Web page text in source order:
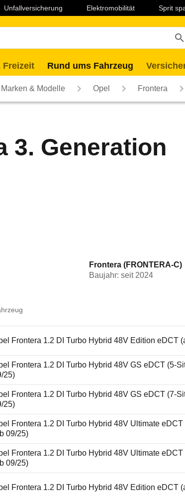
Unfallversicherung Elektromobilität Sprit
Freizeit Rund ums Fahrzeug
Marken & Modelle Opel Frontera
3. Generation
Frontera (FRONTERA-C)
Baujahr: seit 2024
Frontera 1.2 DI Turbo Hybrid 48V Edition eDCT
Frontera 1.2 DI Turbo Hybrid 48V GS eDCT (5-
25)
Frontera 1.2 DI Turbo Hybrid 48V GS eDCT (7-
25)
Frontera 1.2 DI Turbo Hybrid 48V Ultimate eDCT
09/25)
Frontera 1.2 DI Turbo Hybrid 48V Ultimate eDCT
09/25)
Frontera 1.2 DI Turbo Hybrid 48V Edition eDCT